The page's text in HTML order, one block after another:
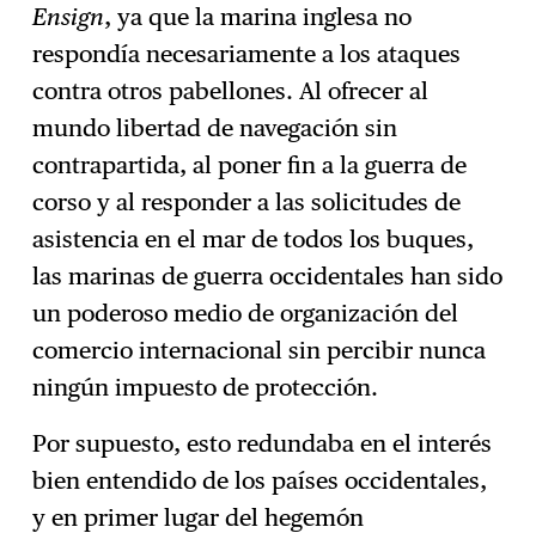
Ensign, ya que la marina inglesa no
respondía necesariamente a los ataques
contra otros pabellones. Al ofrecer al
mundo libertad de navegación sin
contrapartida, al poner fin a la guerra de
corso y al responder a las solicitudes de
asistencia en el mar de todos los buques,
las marinas de guerra occidentales han sido
un poderoso medio de organización del
comercio internacional sin percibir nunca
ningún impuesto de protección.
Por supuesto, esto redundaba en el interés
bien entendido de los países occidentales,
y en primer lugar del hegemón